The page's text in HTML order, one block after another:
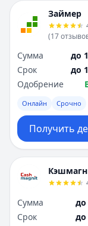
Займер
(17
Сумма
до
Срок
до
Одобрение
Онлайн Срочно
Получить
Сумма
до
Срок
до